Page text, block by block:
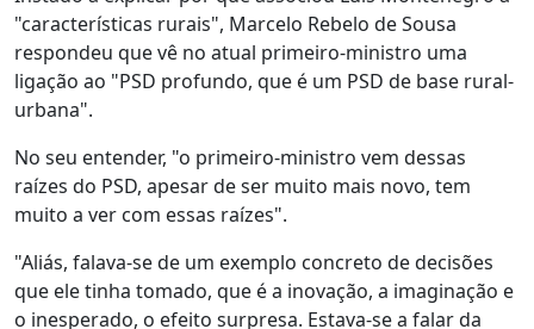
"características rurais", Marcelo Rebelo de Sousa
respondeu que vê no atual primeiro-ministro uma
ligação ao "PSD profundo, que é um PSD de base rural-
urbana".
No seu entender, "o primeiro-ministro vem dessas
raízes do PSD, apesar de ser muito mais novo, tem
muito a ver com essas raízes".
"Aliás, falava-se de um exemplo concreto de decisões
que ele tinha tomado, que é a inovação, a imaginação e
o inesperado, o efeito surpresa. Estava-se a falar da